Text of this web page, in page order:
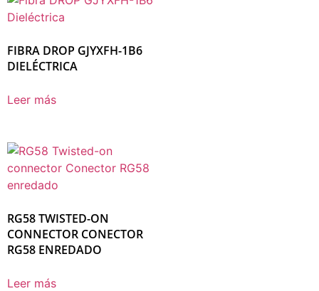
FIBRA DROP GJYXFH-1B6
DIELÉCTRICA
Leer más
RG58 TWISTED-ON
CONNECTOR CONECTOR
RG58 ENREDADO
Leer más